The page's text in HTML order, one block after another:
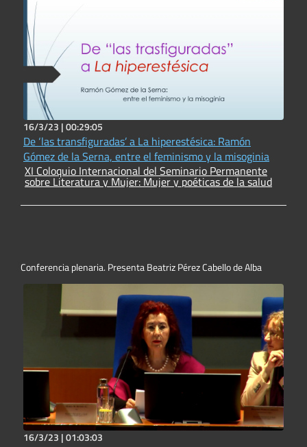
16/3/23 |00:29:05
De ‘las transfiguradas’ a La hiperestésica: Ramón
Gómez de la Serna, entre el feminismo y la misoginia
XI Coloquio Internacional del Seminario Permanente
sobre Literatura y Mujer: Mujer y poéticas de la salud
Conferencia plenaria. Presenta Beatriz Pérez Cabello de Alba
16/3/23 |01:03:03